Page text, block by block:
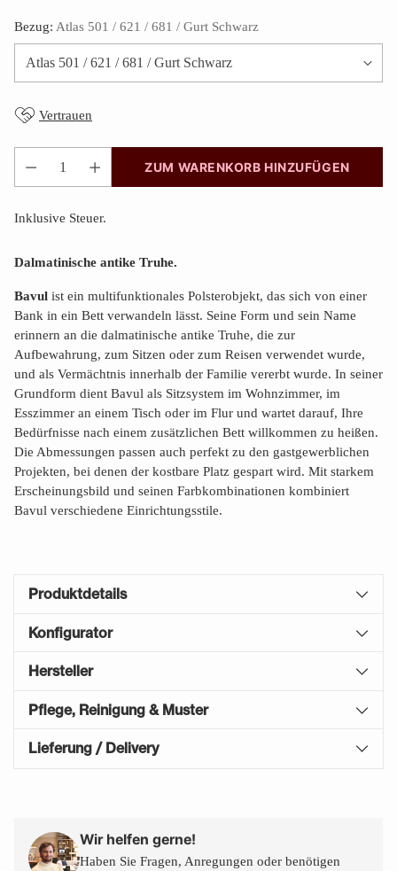
Preis
Bezug: Atlas 501 / 621 / 681 / Gurt Schwarz
Vertrauen
Anzahl
ZUM WARENKORB HINZUFÜGEN
Inklusive Steuer.
Dalmatinische antike Truhe.
Bavul ist ein multifunktionales Polsterobjekt, das sich von einer
Bank in ein Bett verwandeln lässt. Seine Form und sein Name
erinnern an die dalmatinische antike Truhe, die zur
Aufbewahrung, zum Sitzen oder zum Reisen verwendet wurde,
und als Vermächtnis innerhalb der Familie vererbt wurde. In seiner
Grundform dient Bavul als Sitzsystem im Wohnzimmer, im
Esszimmer an einem Tisch oder im Flur und wartet darauf, Ihre
Bedürfnisse nach einem zusätzlichen Bett willkommen zu heißen.
Die Abmessungen passen auch perfekt zu den gastgewerblichen
Projekten, bei denen der kostbare Platz gespart wird. Mit starkem
Erscheinungsbild und seinen Farbkombinationen kombiniert
Bavul verschiedene Einrichtungsstile.
Produktdetails
Konfigurator
Hersteller
Pflege, Reinigung & Muster
Lieferung / Delivery
Warenkorb
Wir helfen gerne!
Haben Sie Fragen, Anregungen oder benötigen